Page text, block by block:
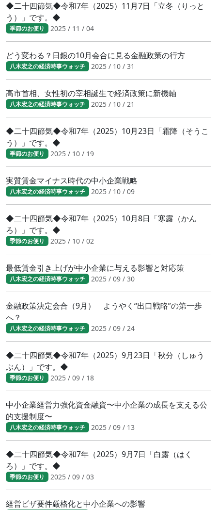
◆二十四節気◆令和7年（2025）11月7日「立冬（りっと
う）」です。◆
季節のお便り 2025 / 11 / 04
どう変わる？日銀の10月会合に見る金融政策の行方
八木宏之の経済時事ウォッチ 2025 / 10 / 31
高市首相、女性初の宰相誕生で経済政策に新機軸
八木宏之の経済時事ウォッチ 2025 / 10 / 21
◆二十四節気◆令和7年（2025）10月23日「霜降（そうこ
う）」です。◆
季節のお便り 2025 / 10 / 19
実質賃金マイナス時代の中小企業戦略
八木宏之の経済時事ウォッチ 2025 / 10 / 09
◆二十四節気◆令和7年（2025）10月8日「寒露（かん
ろ）」です。◆
季節のお便り 2025 / 10 / 02
最低賃金引き上げが中小企業に与える影響と対応策
八木宏之の経済時事ウォッチ 2025 / 09 / 30
金融政策決定会合（9月） ようやく“出口戦略”の第一歩
へ？
八木宏之の経済時事ウォッチ 2025 / 09 / 24
◆二十四節気◆令和7年（2025）9月23日「秋分（しゅう
ぶん）」です。◆
季節のお便り 2025 / 09 / 18
中小企業経営力強化資金融資〜中小企業の成長を支える公
的支援制度〜
八木宏之の経済時事ウォッチ 2025 / 09 / 13
◆二十四節気◆令和7年（2025）9月7日「白露（はく
ろ）」です。◆
季節のお便り 2025 / 09 / 03
経営ビザ要件厳格化と中小企業への影響